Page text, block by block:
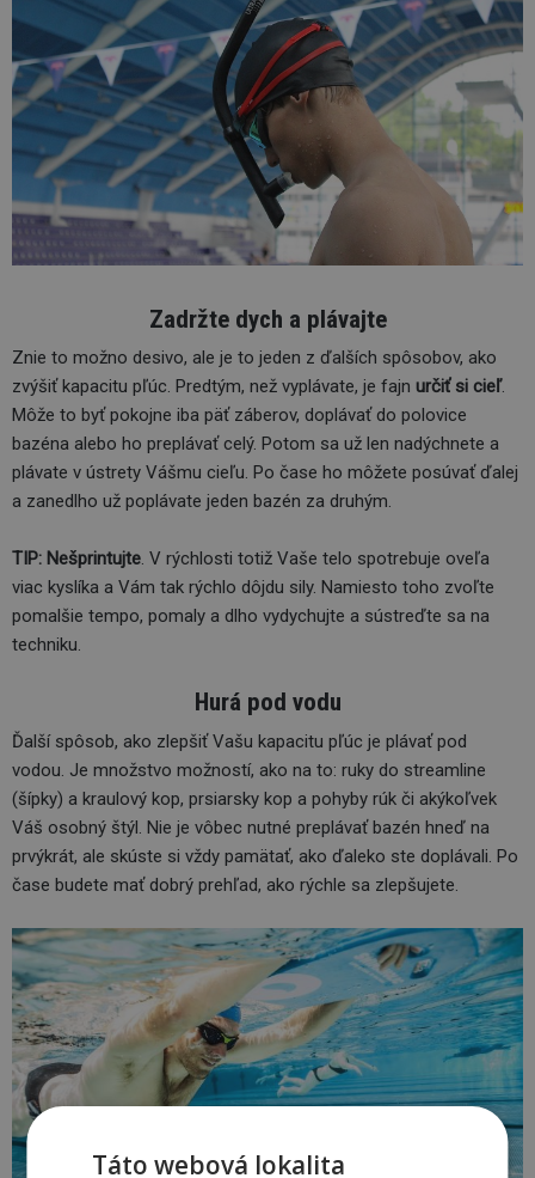
Zadržte dych a plávajte
Znie to možno desivo, ale je to jeden z ďalších spôsobov, ako
zvýšiť kapacitu pľúc. Predtým, než vyplávate, je fajn určiť si cieľ.
Môže to byť pokojne iba päť záberov, doplávať do polovice
bazéna alebo ho preplávať celý. Potom sa už len nadýchnete a
plávate v ústrety Vášmu cieľu. Po čase ho môžete posúvať ďalej
a zanedlho už poplávate jeden bazén za druhým.
TIP: Nešprintujte. V rýchlosti totiž Vaše telo spotrebuje oveľa
viac kyslíka a Vám tak rýchlo dôjdu sily. Namiesto toho zvoľte
pomalšie tempo, pomaly a dlho vydychujte a sústreďte sa na
techniku.
Hurá pod vodu
Ďalší spôsob, ako zlepšiť Vašu kapacitu pľúc je plávať pod
vodou. Je množstvo možností, ako na to: ruky do streamline
(šípky) a kraulový kop, prsiarsky kop a pohyby rúk či akýkoľvek
Váš osobný štýl. Nie je vôbec nutné preplávať bazén hneď na
prvýkrát, ale skúste si vždy pamätať, ako ďaleko ste doplávali. Po
čase budete mať dobrý prehľad, ako rýchle sa zlepšujete.
Táto webová lokalita